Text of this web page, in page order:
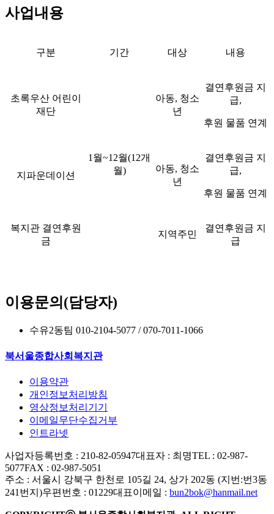
사업내용
구분 기간 대상 내용
초록우산 어린이
재단
1월~12월(12개
월)
아동, 청소
년
결연후원금 지
급,
후원 물품 연계
지파운데이션
아동, 청소
년
결연후원금 지
급,
후원 물품 연계
복지관 결연후원
금
지역주민
결연후원금 지
급
이용문의(담당자)
수유2동팀 010-2104-5077 / 070-7011-1066
북서울종합사회복지관
이용약관
개인정보처리방침
영상정보처리기기
이메일무단수집거부
인트라넷
사업자등록번호 : 210-82-05947대표자 : 최명TEL : 02-987-
5077FAX : 02-987-5051
주소 : 서울시 강북구 한천로 105길 24, 상가 202동 (지번:번3동
241번지)우편번호 : 01229대표이메일 : bun2bok@hanmail.net